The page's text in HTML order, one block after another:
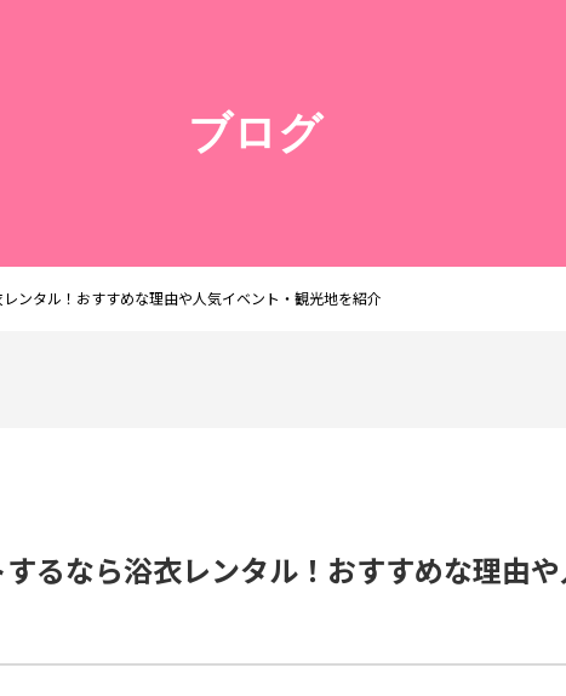
ブログ
ンタル！おすすめな理由や人気イベント・観光地を紹介
るなら浴衣レンタル！おすすめな理由